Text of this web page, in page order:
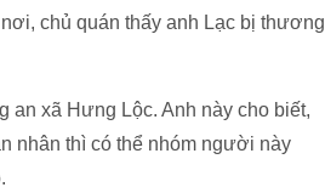
chủ quán thấy anh Lạc bị thương
an xã Hưng Lộc. Anh này cho biết,
nhân thì có thể nhóm người này